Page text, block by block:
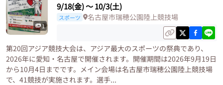
1
9/18(金)〜10/3(土)
スポーツ 名古屋市瑞穂公園陸上競技場
第20回アジア競技大会は、アジア最大のスポーツの祭典であり、
2026年に愛知・名古屋で開催されます。開催期間は2026年9月19日
から10月4日までです。メイン会場は名古屋市瑞穂公園陸上競技場
で、41競技が実施されます。選手...